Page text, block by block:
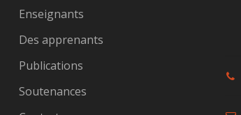
Enseignants
Des apprenants
Publications
Soutenances